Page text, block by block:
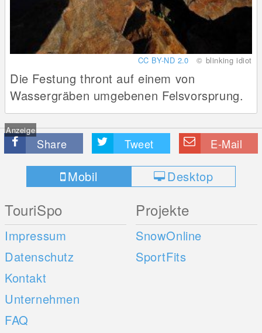
CC BY-ND 2.0 © blinking idiot
Die Festung thront auf einem von
Wassergräben umgebenen Felsvorsprung.
Anzeige
Share Tweet E-Mail
Mobil Desktop
TouriSpo
Impressum
Datenschutz
Kontakt
Unternehmen
FAQ
Projekte
SnowOnline
SportFits